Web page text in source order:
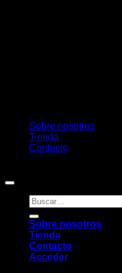
Sobre nosotros
Tienda
Contacto
Buscar
por:
Sobre nosotros
Tienda
Contacto
Acceder